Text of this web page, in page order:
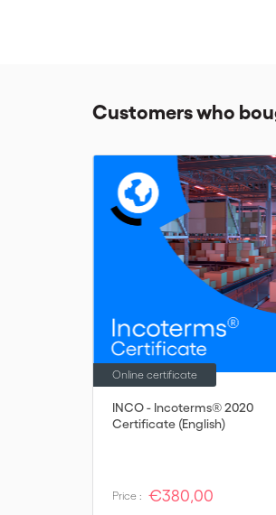
Customers who
INCO - Incoterms® 2020
Certificate (English)
Online certificate
Price : €380,00